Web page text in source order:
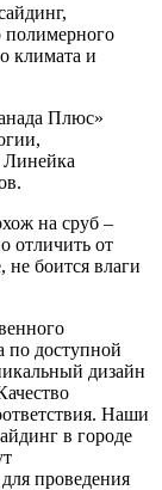
полимерного
климата и
Плюс»
Линейка
на сруб –
отличить от
не боится влаги
по доступной
дизайн
Наши
в городе
проведения